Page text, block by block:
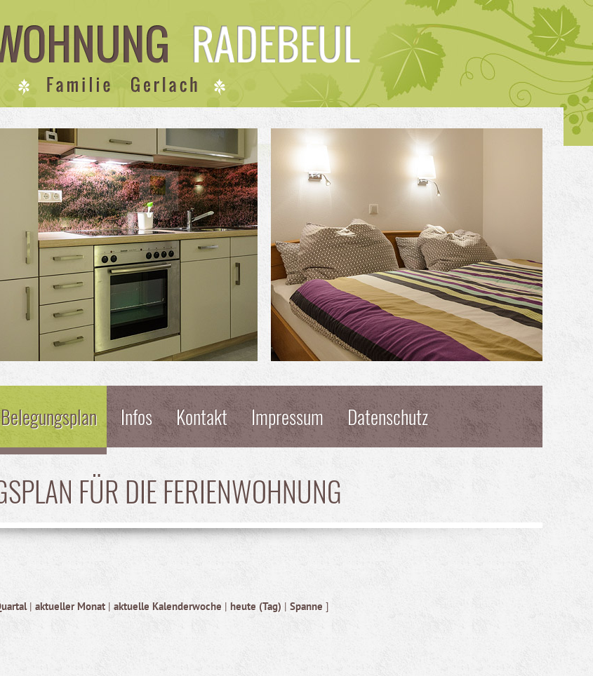
Belegungsplan Infos Kontakt Impressum Datenschutz
FÜR DIE FERIENWOHNUNG
| aktueller Monat | aktuelle Kalenderwoche | heute (Tag) | Spanne ]